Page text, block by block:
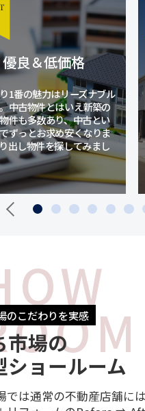
優良＆低価格
1番の魅力はリーズナブル
中古物件とはいえ新築の
件も多数あり、中古とい
ずっとお求め安くなりま
出し物件を探してみまし
のこだわりを実感
市場の
ショールーム
では通常の不動産店舗に